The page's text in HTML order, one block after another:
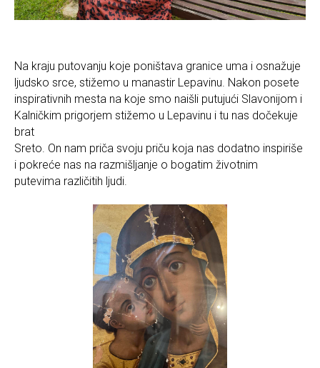
Na kraju putovanju koje poništava granice uma i osnažuje
ljudsko srce, stižemo u manastir Lepavinu. Nakon posete
inspirativnih mesta na koje smo naišli putujući Slavonijom i
Kalničkim prigorjem stižemo u Lepavinu i tu nas dočekuje
brat
Sreto. On nam priča svoju priču koja nas dodatno inspiriše
i pokreće nas na razmišljanje o bogatim životnim
putevima različitih ljudi.